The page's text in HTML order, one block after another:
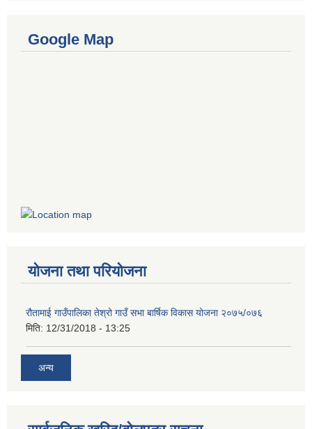
Google Map
योजना तथा परियोजना
रौतामाई गाउँपालिका तेश्रो गाउँ सभा बार्षिक विकास योजना २०७५/०७६
मिति: 12/31/2018 - 13:25
अन्य